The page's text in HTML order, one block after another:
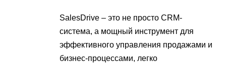
SalesDrive – это не просто CRM-
система, а мощный инструмент для
эффективного управления продажами и
бизнес-процессами, легко